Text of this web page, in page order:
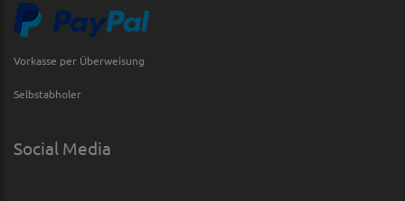
Vorkasse per Überweisung
Selbstabholer
Social Media